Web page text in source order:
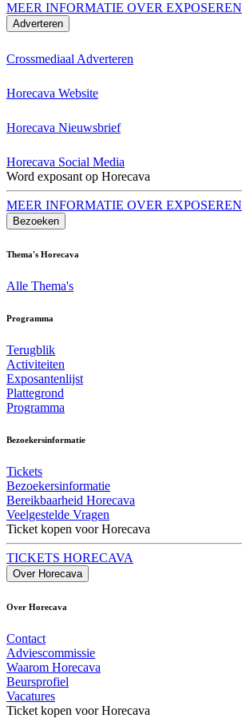
MEER INFORMATIE OVER EXPOSEREN
Adverteren
Crossmediaal Adverteren
Horecava Website
Horecava Nieuwsbrief
Horecava Social Media
Word exposant op Horecava
MEER INFORMATIE OVER EXPOSEREN
Bezoeken
Thema's Horecava
Alle Thema's
Programma
Terugblik
Activiteiten
Exposantenlijst
Plattegrond
Programma
Bezoekersinformatie
Tickets
Bezoekersinformatie
Bereikbaarheid Horecava
Veelgestelde Vragen
Ticket kopen voor Horecava
TICKETS HORECAVA
Over Horecava
Over Horecava
Contact
Adviescommissie
Waarom Horecava
Beursprofiel
Vacatures
Ticket kopen voor Horecava